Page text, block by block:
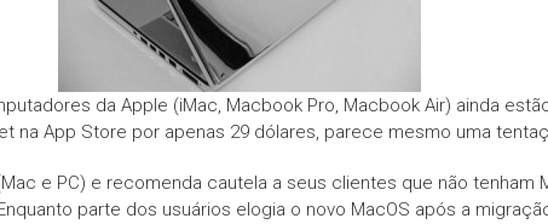
da Apple (iMac, Macbook Pro, Macbook Air) ainda
na App Store por apenas 29 dólares, parece mesmo uma
e PC) e recomenda cautela a seus clientes que não
parte dos usuários elogia o novo MacOS após a